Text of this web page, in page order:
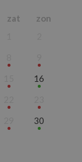
zat
zon
16
30